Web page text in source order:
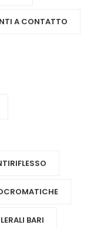
A CONTATTO
BARI